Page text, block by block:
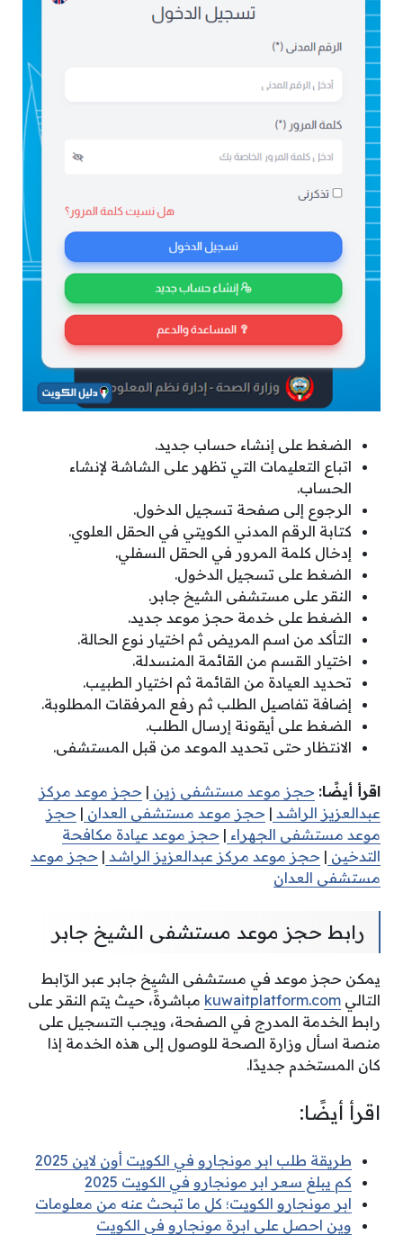
الضغط على إنشاء حساب جديد.
اتباع التعليمات التي تظهر على الشاشة لإنشاء
الحساب.
الرجوع إلى صفحة تسجيل الدخول.
كتابة الرقم المدني الكويتي في الحقل العلوي.
إدخال كلمة المرور في الحقل السفلي.
الضغط على تسجيل الدخول.
النقر على مستشفى الشيخ جابر.
الضغط على خدمة حجز موعد جديد.
التأكد من اسم المريض ثم اختيار نوع الحالة.
اختيار القسم من القائمة المنسدلة.
تحديد العيادة من القائمة ثم اختيار الطبيب.
إضافة تفاصيل الطلب ثم رفع المرفقات المطلوبة.
الضغط على أيقونة إرسال الطلب.
الانتظار حتى تحديد الموعد من قبل المستشفى.
اقرأ أيضًا: حجز موعد مستشفى زين | حجز موعد مركز
عبدالعزيز الراشد | حجز موعد مستشفى العدان | حجز
موعد مستشفى الجهراء | حجز موعد عيادة مكافحة
التدخين | حجز موعد مركز عبدالعزيز الراشد | حجز موعد
مستشفى العدان
رابط حجز موعد مستشفى الشيخ جابر
يمكن حجز موعد في مستشفى الشيخ جابر عبر الرّابط
التالي kuwaitplatform.com مباشرةً، حيث يتم النقر على
رابط الخدمة المدرج في الصفحة، ويجب التسجيل على
منصة اسأل وزارة الصحة للوصول إلى هذه الخدمة إذا
كان المستخدم جديدًا.
اقرأ أيضًا:
طريقة طلب ابر مونجارو في الكويت أون لاين 2025
كم يبلغ سعر ابر مونجارو في الكويت 2025
ابر مونجارو الكويت؛ كل ما تبحث عنه من معلومات
وين احصل على ابرة مونجارو في الكويت